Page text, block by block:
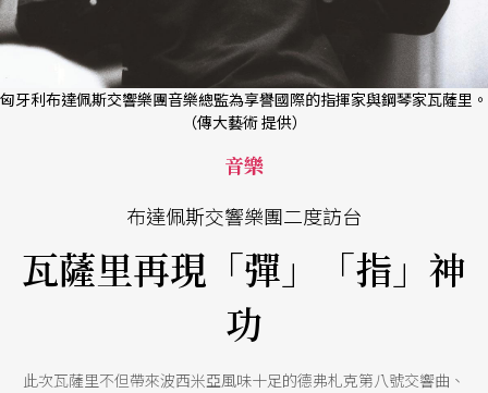
匈牙利布達佩斯交響樂團音樂總監為享譽國際的指揮家與鋼琴家瓦薩里。
（傳大藝術 提供）
音樂
布達佩斯交響樂團二度訪台
瓦薩里再現「彈」「指」神
功
此次瓦薩里不但帶來波西米亞風味十足的德弗札克第八號交響曲、